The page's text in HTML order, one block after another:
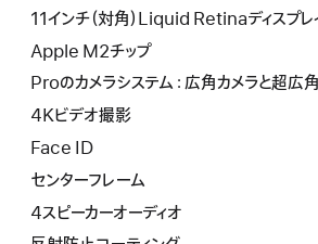
11インチ（対角）Liquid Retinaディスプレ
Apple M2チップ
Proのカメラシステム：広角カメラと超広
4Kビデオ撮影
Face ID
センターフレーム
4スピーカーオーディオ